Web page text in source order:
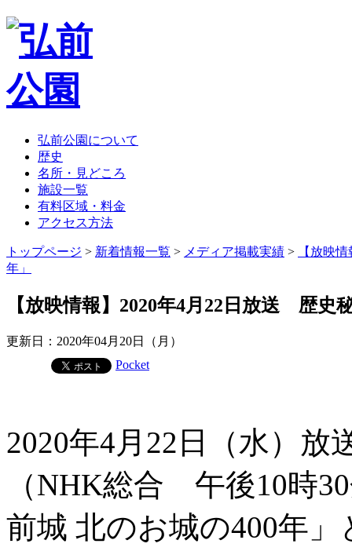
弘前公園について
歴史
名所・見どころ
施設一覧
有料区域・料金
アクセス方法
トップページ > 新着情報一覧 > メディア掲載実績 >
【放映
年」
【放映情報】2020年4月22日放送 歴史
更新日：2020年04月20日（月）
Pocket
2020年4月22日（水）
（NHK総合 午後10時
前城 北のお城の400年